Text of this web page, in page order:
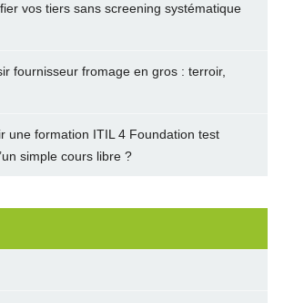
vos tiers sans screening systématique
fournisseur fromage en gros : terroir,
une formation ITIL 4 Foundation test
simple cours libre ?